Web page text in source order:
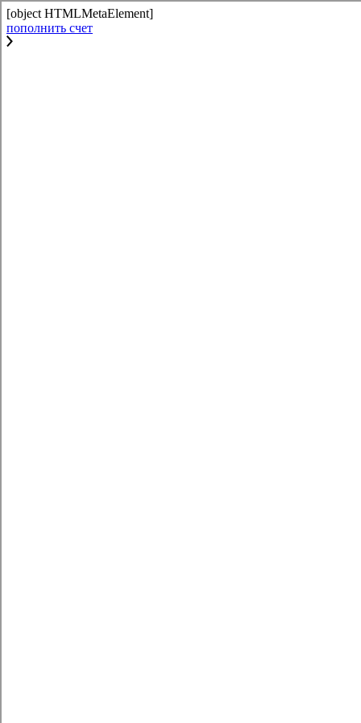
[object HTMLMetaElement]
пополнить счет